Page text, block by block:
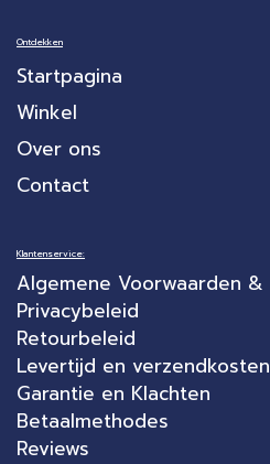
Ontdekken
Startpagina
Winkel
Over ons
Contact
Klantenservice:
Algemene Voorwaarden &
Privacybeleid
Retourbeleid
Levertijd en verzendkosten
Garantie en Klachten
Betaalmethodes
Reviews